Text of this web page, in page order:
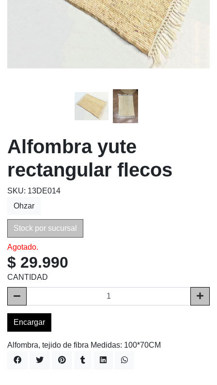
Alfombra yute
rectangular flecos
SKU: 13DE014
Ohzar
Stock por sucursal
Agotado.
$ 29.990
CANTIDAD
Encargar
Alfombra, tejido de fibra Medidas: 100*70CM